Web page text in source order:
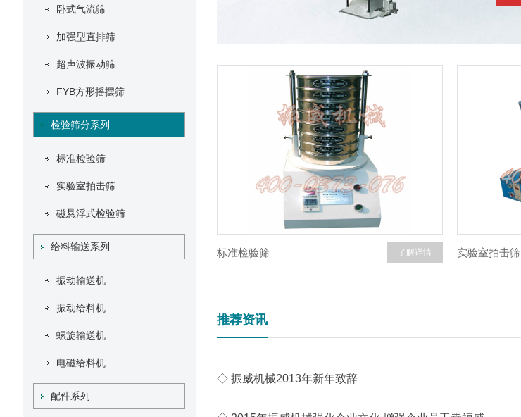
卧式气流筛
加强型直排筛
超声波振动筛
FYB方形摇摆筛
检验筛分系列
标准检验筛
实验室拍击筛
磁悬浮式检验筛
给料输送系列
振动输送机
振动给料机
螺旋输送机
电磁给料机
配件系列
标准检验筛 了解详情 实验室拍击筛
推荐资讯
◇ 振威机械2013年新年致辞